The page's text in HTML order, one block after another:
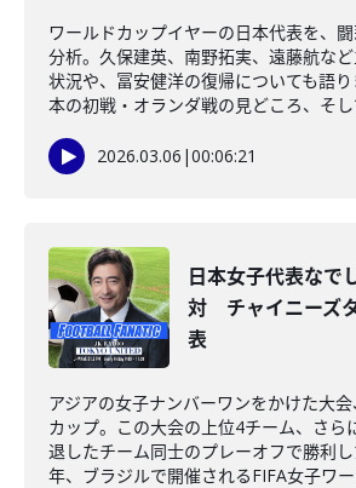
ワールドカップイヤーの日本代表を、
分析。久保建英、南野拓実、遠藤航な
状況や、冨安健洋の復帰についても語
本の初戦・オランダ戦の見どころ、そし
2026.03.06 |00:06:21
日本女子代表なで
対 チャイニーズ
表
アジアの女子ナンバーワンをかけた大
カップ。この大会の上位4チーム、さら
退したチーム同士のプレーオフで勝利
年、ブラジルで開催されるFIFA女子ワー